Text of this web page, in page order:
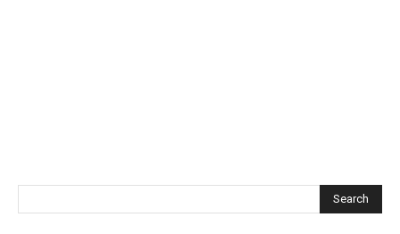
Search